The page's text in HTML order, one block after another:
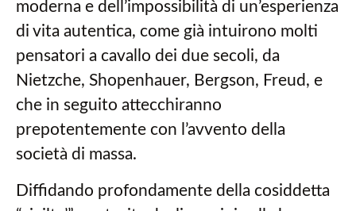
moderna e dell’impossibilità di un’esperienza
di vita autentica, come già intuirono molti
pensatori a cavallo dei due secoli, da
Nietzche, Shopenhauer, Bergson, Freud, e
che in seguito attecchiranno
prepotentemente con l’avvento della
società di massa.
Diffidando profondamente della cosiddetta